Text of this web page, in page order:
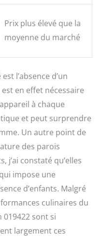
Prix plus élevé que la
moyenne du marché
l’absence d’un
en effet nécessaire
à chaque
et peut surprendre
Un autre point de
des parois
j’ai constaté qu’elles
impose une
d’enfants. Malgré
culinaires du
019422 sont si
largement ces